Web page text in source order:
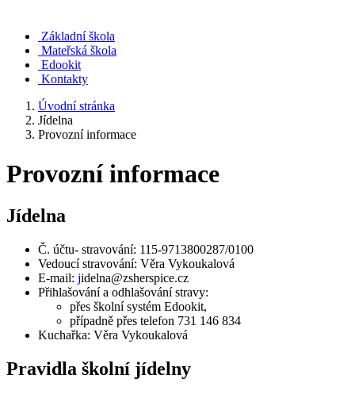
Základní škola
Mateřská škola
Edookit
Kontakty
Úvodní stránka
Jídelna
Provozní informace
Provozní informace
Jídelna
Č. účtu- stravování: 115-9713800287/0100
Vedoucí stravování: Věra Vykoukalová
E-mail: jidelna@zsherspice.cz
Přihlašování a odhlašování stravy:
přes školní systém Edookit,
případně přes telefon 731 146 834
Kuchařka: Věra Vykoukalová
Pravidla školní jídelny